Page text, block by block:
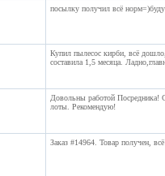
посылку получил всё
Купил пылесос кирби, всё
составила 1,5 месяца.
Довольны работой Посредника!
лоты. Рекомендую!
Заказ #14964. Товар получен,